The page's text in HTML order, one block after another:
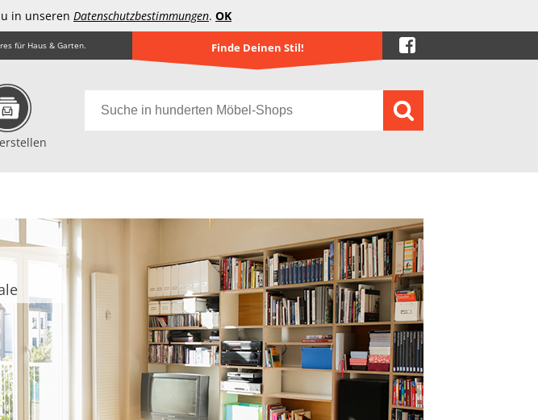
in unseren Datenschutzbestimmungen. OK
für Haus & Garten. Finde Deinen Stil!